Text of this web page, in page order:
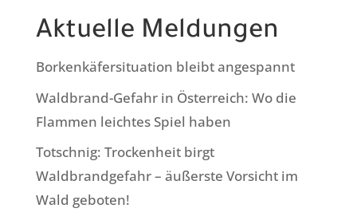
Aktuelle Meldungen
Borkenkäfersituation bleibt angespannt
Waldbrand-Gefahr in Österreich: Wo die
Flammen leichtes Spiel haben
Totschnig: Trockenheit birgt
Waldbrandgefahr – äußerste Vorsicht im
Wald geboten!